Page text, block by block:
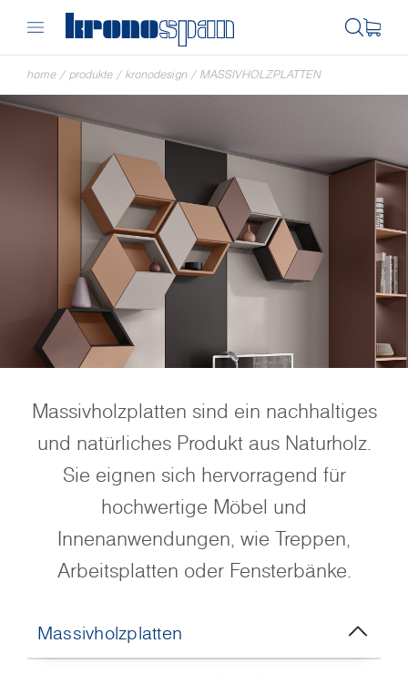
home / produkte / kronodesign / MASSIVHOLZPLATTEN
Massivholzplatten sind ein nachhaltiges
und natürliches Produkt aus Naturholz.
Sie eignen sich hervorragend für
hochwertige Möbel und
Innenanwendungen, wie Treppen,
Arbeitsplatten oder Fensterbänke.
Massivholzplatten